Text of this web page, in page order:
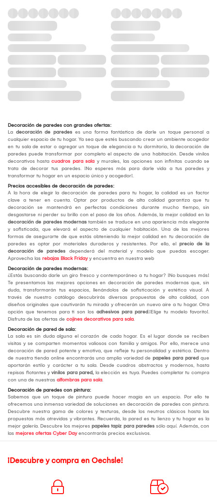
Decoración de paredes con grandes ofertas:
La decoración de paredes es una forma fantástica de darle un toque personal a
cualquier espacio de tu hogar. Ya sea que estés buscando crear un ambiente acogedor
en tu sala de estar o agregar un toque de elegancia a tu dormitorio, la decoración de
paredes puede transformar por completo el aspecto de una habitación. Desde vinilos
decorativos hasta cuadros para sala y murales, las opciones son infinitas cuando se
trata de decorar tus paredes. ¡No esperes más para darle vida a tus paredes y
transformar tu hogar en un espacio único y acogedor!.
Precios accesibles de decoración de paredes:
A la hora de elegir la decoración de paredes para tu hogar, la calidad es un factor
clave a tener en cuenta. Optar por productos de alta calidad garantiza que tu
decoración se mantendrá en perfectas condiciones durante mucho tiempo, sin
desgastarse ni perder su brillo con el paso de los años. Además, la mejor calidad en la
decoración de paredes modernas también se traduce en una apariencia más elegante
y sofisticada, que elevará el aspecto de cualquier habitación. Una de las mejores
formas de asegurarte de que estás obteniendo la mejor calidad en tu decoración de
paredes es optar por materiales duraderos y resistentes. Por ello, el precio de la
decoración de paredes dependerá del material y modelo que puedas escoger.
Aprovecha las rebajas Black Fridayy encuentra en nuestra web
Decoración de paredes modernas:
¿Estás buscando darle un giro fresco y contemporáneo a tu hogar? ¡No busques más!
Te presentamos las mejores opciones en decoración de paredes modernas que, sin
duda, transformarán tus espacios, llenándolos de sofisticación y estética visual. A
través de nuestro catálogo descubrirás diversas propuestas de alta calidad, con
diseños originales que cautivarán tu mirada y ofrecerán un nuevo aire a tu hogar. Otra
opción que tenemos para ti son los adhesivos para pared.¡Elige tu modelo favorito!.
Disfruta de las ofertas de cojines decorativos para sala.
Decoración de pared de sala:
La sala es sin duda alguna el corazón de cada hogar. Es el lugar donde se reciben
visitas y se comparten momentos valiosos con familia y amigos. Por ello, merece una
decoración de pared potente y emotiva, que refleje tu personalidad y estética. Dentro
de nuestra tienda online encontrarás una amplia variedad de papeles para pared que
aportarán estilo y carácter a tu sala. Desde cuadros abstractos y modernos, hasta
repisas flotantes y vinilos para pared,la elección es tuya. Puedes completar tu compra
con una de nuestras alfombras para sala.
Decoración de paredes con pintura:
Sabemos que un toque de pintura puede hacer magia en un espacio. Por ello te
ofrecemos una inmensa variedad de soluciones en decoración de paredes con pintura.
Descubre nuestra gama de colores y texturas, desde los neutros clásicos hasta las
propuestas más atrevidas y vibrantes. Recuerda, la pared es tu lienzo y tu hogar es la
mejor galería. Descubre los mejores papeles tapiz para paredes sólo aquí. Además, con
las mejores ofertas Cyber Dayencontrarás precios exclusivos.
¡Descubre y compra en Oechsle!